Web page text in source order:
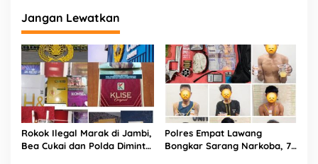
Jangan Lewatkan
Rokok Ilegal Marak di Jambi,
Bea Cukai dan Polda Diminta
Polres Empat Lawang
Bongkar Sarang Narkoba, 7